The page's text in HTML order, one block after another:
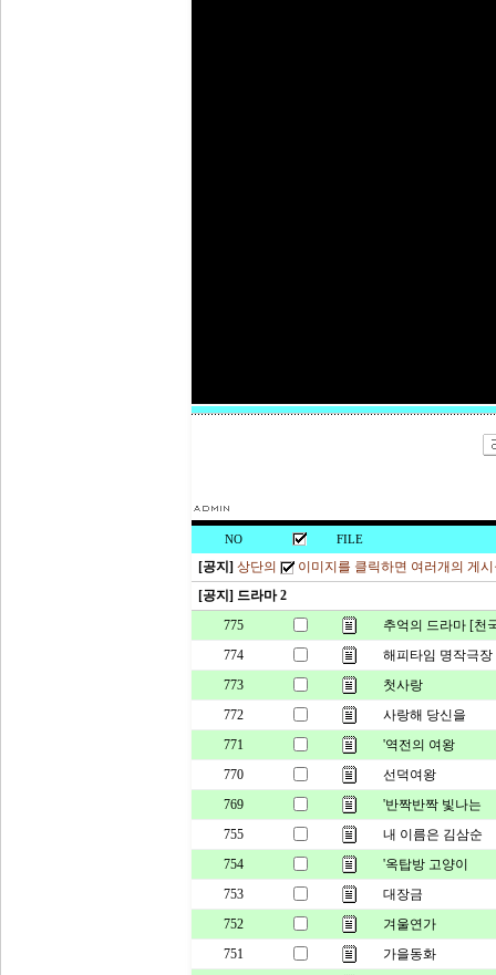
NO FILE
[공지] 상단의
이미지를 클릭하면 여러개의 게
[공지] 드라마 2
775
추억의 드라마 [천
774
해피타임 명작극장
773
첫사랑
772
사랑해 당신을
771
'역전의 여왕
770
선덕여왕
769
'반짝반짝 빛나는
755
내 이름은 김삼순
754
'옥탑방 고양이
753
대장금
752
겨울연가
751
가을동화